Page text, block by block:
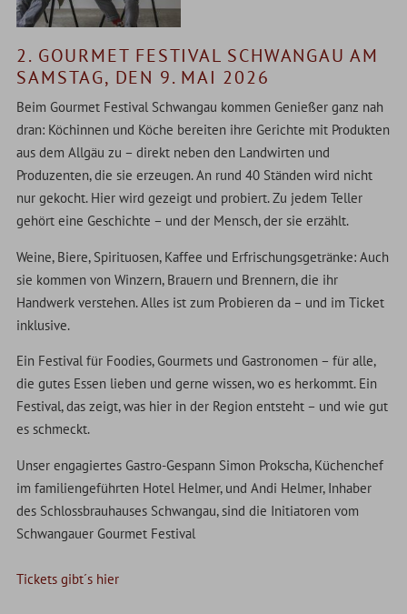
2. GOURMET FESTIVAL SCHWANGAU AM
SAMSTAG, DEN 9. MAI 2026
Beim Gourmet Festival Schwangau kommen Genießer ganz nah
dran: Köchinnen und Köche bereiten ihre Gerichte mit Produkten
aus dem Allgäu zu – direkt neben den Landwirten und
Produzenten, die sie erzeugen. An rund 40 Ständen wird nicht
nur gekocht. Hier wird gezeigt und probiert. Zu jedem Teller
gehört eine Geschichte – und der Mensch, der sie erzählt.
Weine, Biere, Spirituosen, Kaffee und Erfrischungsgetränke: Auch
sie kommen von Winzern, Brauern und Brennern, die ihr
Handwerk verstehen. Alles ist zum Probieren da – und im Ticket
inklusive.
Ein Festival für Foodies, Gourmets und Gastronomen – für alle,
die gutes Essen lieben und gerne wissen, wo es herkommt. Ein
Festival, das zeigt, was hier in der Region entsteht – und wie gut
es schmeckt.
Unser engagiertes Gastro-Gespann Simon Prokscha, Küchenchef
im familiengeführten Hotel Helmer, und Andi Helmer, Inhaber
des Schlossbrauhauses Schwangau, sind die Initiatoren vom
Schwangauer Gourmet Festival
Tickets gibt´s hier